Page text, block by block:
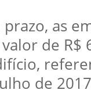
as
de R$
de